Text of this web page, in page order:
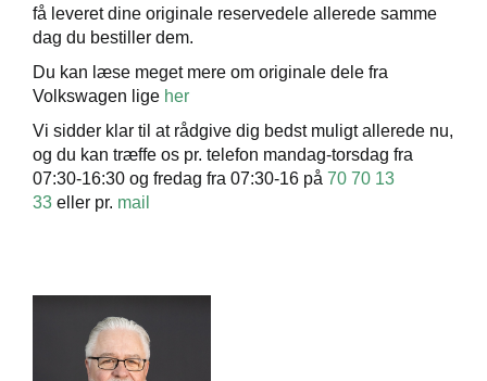
få leveret dine originale reservedele allerede samme
dag du bestiller dem.
Du kan læse meget mere om originale dele fra
Volkswagen lige her
Vi sidder klar til at rådgive dig bedst muligt allerede nu,
og du kan træffe os pr. telefon mandag-torsdag fra
07:30-16:30 og fredag fra 07:30-16 på 70 70 13
33 eller pr. mail